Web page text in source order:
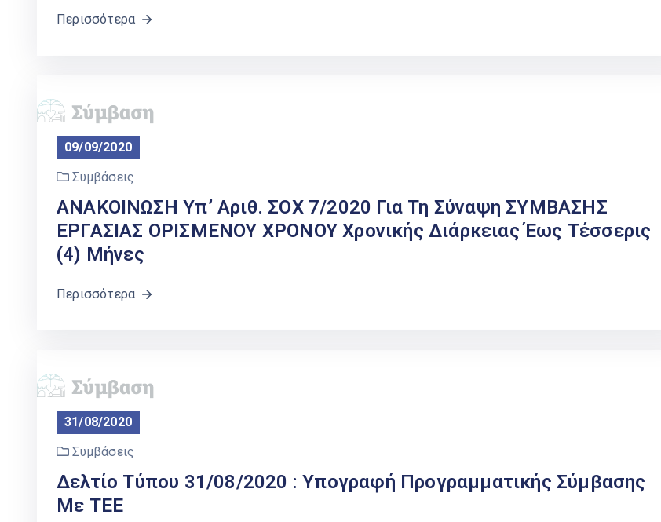
Περισσότερα
09/09/2020
Συμβάσεις
ΑΝΑΚΟΙΝΩΣΗ Υπ’ Αριθ. ΣΟΧ 7/2020 Για Τη Σύναψη ΣΥΜΒΑΣΗΣ
ΕΡΓΑΣΙΑΣ ΟΡΙΣΜΕΝΟΥ ΧΡΟΝΟΥ Χρονικής Διάρκειας Έως Τέσσερις
(4) Μήνες
Περισσότερα
31/08/2020
Συμβάσεις
Δελτίο Τύπου 31/08/2020 : Υπογραφή Προγραμματικής Σύμβασης
Με ΤΕΕ